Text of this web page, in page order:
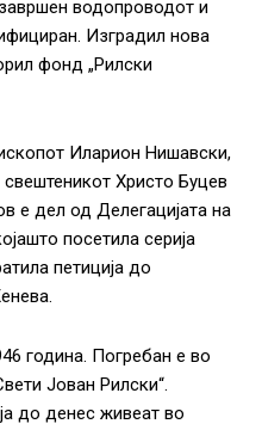
водопроводот и
Изградил нова
фонд „Рилски
Иларион Нишавски,
Христо Буцев
е дел од Делегацијата на
посетила серија
петиција до
година. Погребан е во
Јован Рилски“.
до денес живеат во